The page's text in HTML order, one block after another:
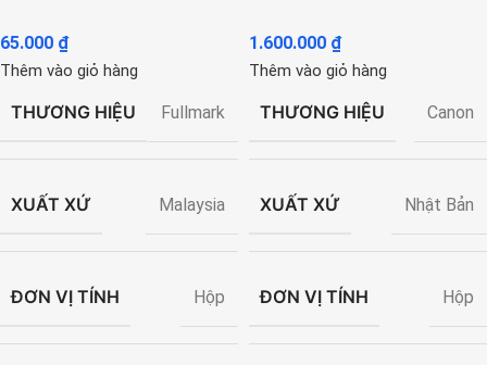
65.000 ₫
Thêm vào giỏ hàng
THƯƠNG HIỆU Fullmark
XUẤT XỨ Malaysia
ĐƠN VỊ TÍNH Hộp
1.600.000 ₫
Thêm vào giỏ hàng
THƯƠNG HIỆU Canon
XUẤT XỨ Nhật Bản
ĐƠN VỊ TÍNH Hộp